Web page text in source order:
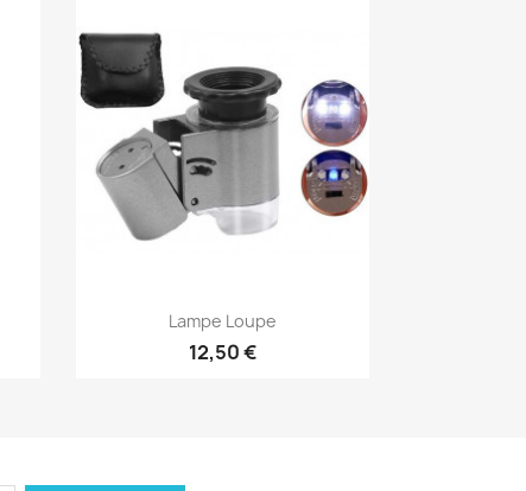
Aperçu rapide
Lampe Loupe
12,50 €